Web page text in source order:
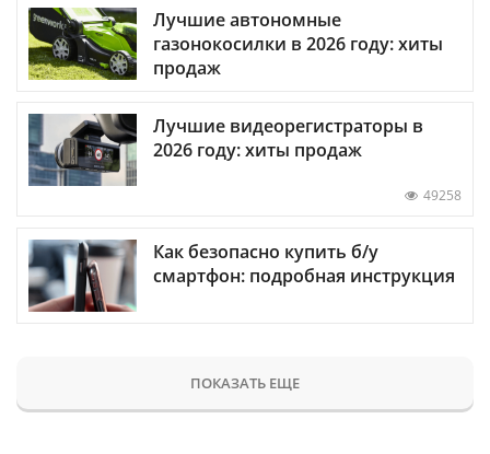
Лучшие автономные
газонокосилки в 2026 году: хиты
продаж
Лучшие видеорегистраторы в
2026 году: хиты продаж
49258
Как безопасно купить б/у
смартфон: подробная инструкция
ПОКАЗАТЬ ЕЩЕ